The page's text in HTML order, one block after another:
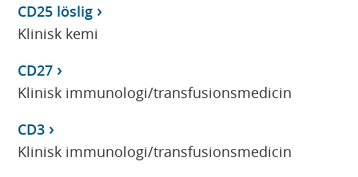
CD25 löslig
Klinisk kemi
CD27
Klinisk immunologi/transfusionsmedicin
CD3
Klinisk immunologi/transfusionsmedicin